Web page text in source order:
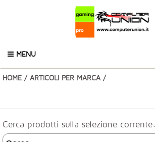
MENU
HOME / ARTICOLI PER MARCA /
Cerca prodotti sulla selezione corrente: